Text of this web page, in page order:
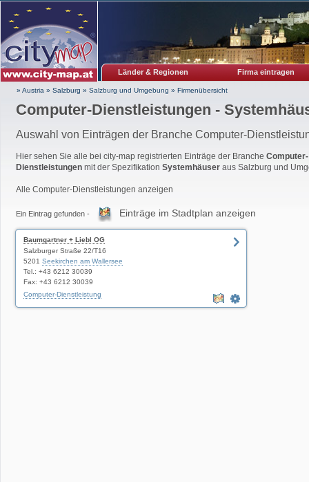
Länder & Regionen Firma eintragen
» Austria » Salzburg » Salzburg und Umgebung » Firmenübersicht
Computer-Dienstleistungen -
Auswahl von Einträgen der Branche Computer-
Hier sehen Sie alle bei city-map registrierten Einträge der Branche Computer-
Dienstleistungen mit der Spezifikation Systemhäuser aus Salzburg und
Alle Computer-Dienstleistungen anzeigen
Ein Eintrag gefunden - Einträge im Stadtplan anzeigen
Baumgartner + Liebl OG
Salzburger Straße 22/T16
5201 Seekirchen am Wallersee
Tel.: +43 6212 30039
Fax: +43 6212 30039
Computer-Dienstleistung